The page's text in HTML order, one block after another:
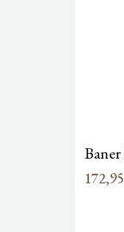
172,95